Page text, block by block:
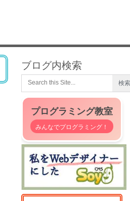
ブログ内検索
プログラミング教室
みんなでプログラミング！